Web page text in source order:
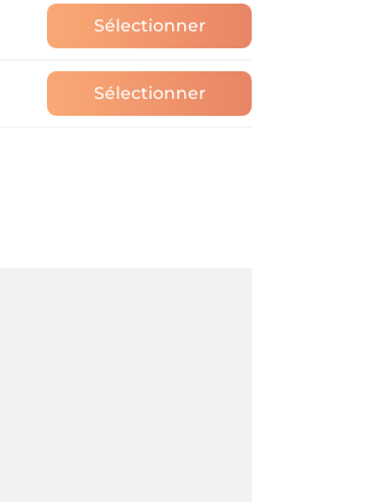
Sélectionner
Sélectionner